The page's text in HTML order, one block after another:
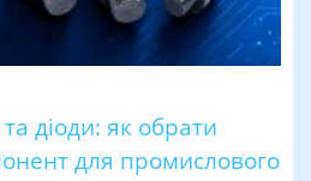
діоди: як обрати
для промислового